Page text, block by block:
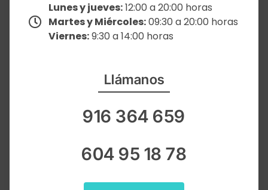
Lunes y jueves:12:00 a 20:00 horas
Martes y Miércoles:09:30 a 20:00 horas
Viernes:9:30 a 14:00 horas
Llámanos
916 364 659
604 95 18 78